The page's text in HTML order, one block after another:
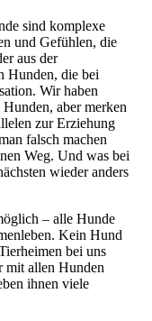
sind komplexe
und Gefühlen, die
aus der
Hunden, die bei
Wir haben
aber merken
zur Erziehung
falsch machen
Weg. Und was bei
wieder anders
– alle Hunde
Kein Hund
bei uns
mit allen Hunden
ihnen viele